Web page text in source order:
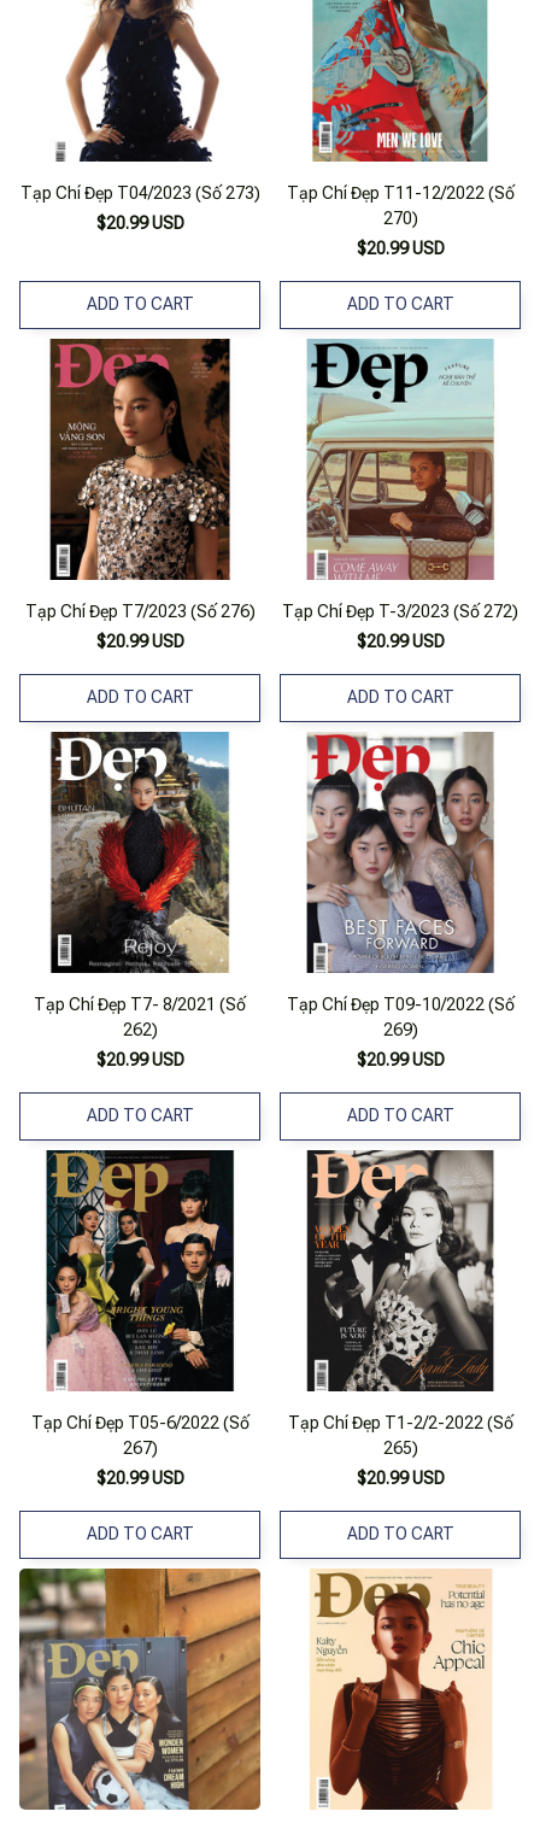
Tạp Chí Đẹp T04/2023 (Số 273)
$20.99 USD
ADD TO CART
Tạp Chí Đẹp T11-12/2022 (Số
270)
$20.99 USD
ADD TO CART
Tạp Chí Đẹp T7/2023 (Số 276)
$20.99 USD
ADD TO CART
Tạp Chí Đẹp T-3/2023 (Số 272)
$20.99 USD
ADD TO CART
Tạp Chí Đẹp T7- 8/2021 (Số
262)
$20.99 USD
ADD TO CART
Tạp Chí Đẹp T09-10/2022 (Số
269)
$20.99 USD
ADD TO CART
Tạp Chí Đẹp T05-6/2022 (Số
267)
$20.99 USD
ADD TO CART
Tạp Chí Đẹp T1-2/2-2022 (Số
265)
$20.99 USD
ADD TO CART